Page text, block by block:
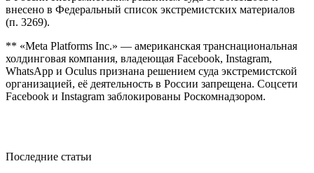
внесено в Федеральный список экстремистских материалов
(п. 3269).
** «Meta Platforms Inc.» — американская транснациональная
холдинговая компания, владеющая Facebook, Instagram,
WhatsApp и Oculus признана решением суда экстремистской
организацией, её деятельность в России запрещена. Соцсети
Facebook и Instagram заблокированы Роскомнадзором.
Последние статьи